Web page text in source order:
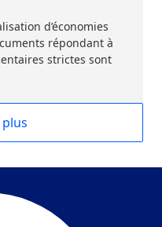
d’économies
répondant à
strictes sont